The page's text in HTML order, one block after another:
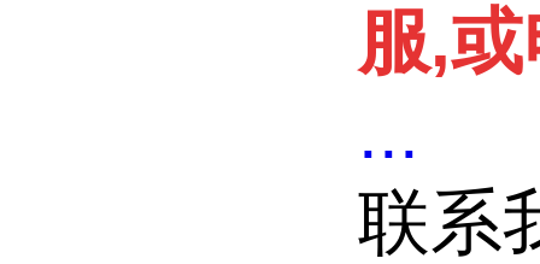
服,
...
联系